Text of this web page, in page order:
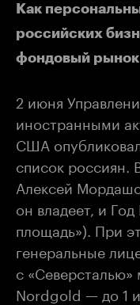
Как
российских
фондовый рынок
2 июня
иностранными
США
список россиян.
Алексей
он владеет, и
площадь»). При
генеральные
с «Северсталью»
Nordgold — до 1